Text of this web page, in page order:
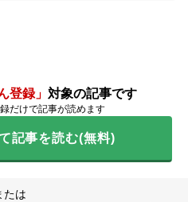
登録」 対象の記事です
だけで記事が読めます
記事を読む(無料)
たは